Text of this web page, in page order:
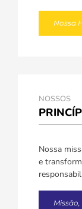
Nossa
NOSSOS
Nossa
e